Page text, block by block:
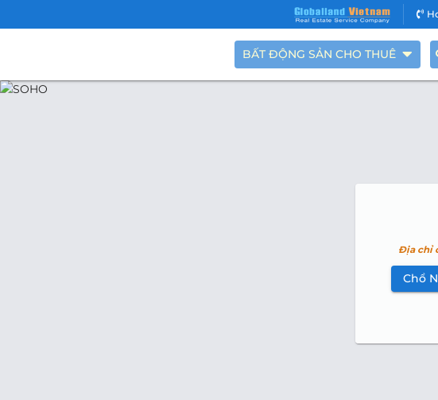
BẤT ĐỘNG SẢN CHO THUÊ
Địa chỉ
Chổ